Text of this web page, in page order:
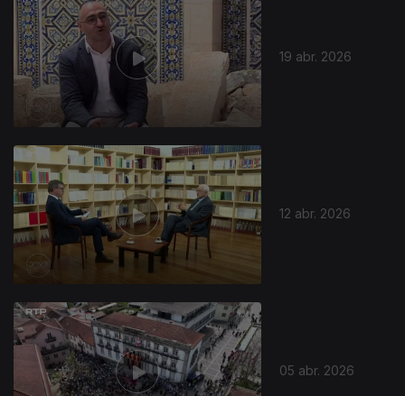
19 abr. 2026
12 abr. 2026
05 abr. 2026